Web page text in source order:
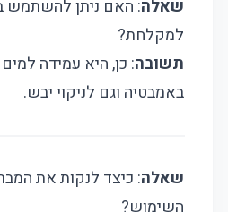
שאלה: האם ניתן להשתמש
למקלחת?
תשובה: כן, היא עמידה
באמבטיה וגם לניקוי יבש.
שאלה: כיצד לנקות את
השימוש?